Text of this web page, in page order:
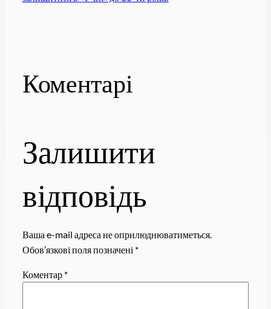
Коментарі
Залишити
відповідь
Ваша e-mail адреса не оприлюднюватиметься.
Обов’язкові поля позначені *
Коментар *